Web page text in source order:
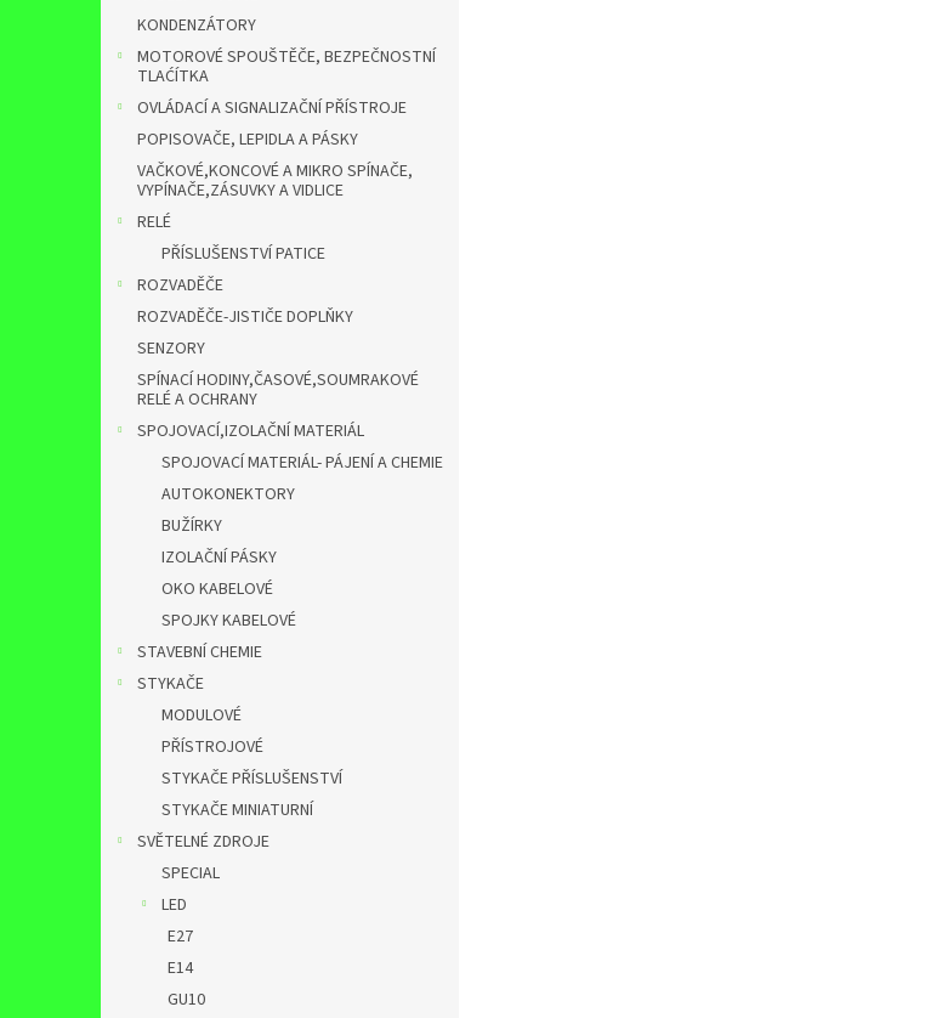
KONDENZÁTORY
MOTOROVÉ SPOUŠTĚČE, BEZPEČNOSTNÍ
TLAĆÍTKA
OVLÁDACÍ A SIGNALIZAČNÍ PŘÍSTROJE
POPISOVAČE, LEPIDLA A PÁSKY
VAČKOVÉ,KONCOVÉ A MIKRO SPÍNAČE,
VYPÍNAČE,ZÁSUVKY A VIDLICE
RELÉ
PŘÍSLUŠENSTVÍ PATICE
ROZVADĚČE
ROZVADĚČE-JISTIČE DOPLŇKY
SENZORY
SPÍNACÍ HODINY,ČASOVÉ,SOUMRAKOVÉ
RELÉ A OCHRANY
SPOJOVACÍ,IZOLAČNÍ MATERIÁL
SPOJOVACÍ MATERIÁL- PÁJENÍ A CHEMIE
AUTOKONEKTORY
BUŽÍRKY
IZOLAČNÍ PÁSKY
OKO KABELOVÉ
SPOJKY KABELOVÉ
STAVEBNÍ CHEMIE
STYKAČE
MODULOVÉ
PŘÍSTROJOVÉ
STYKAČE PŘÍSLUŠENSTVÍ
STYKAČE MINIATURNÍ
SVĚTELNÉ ZDROJE
SPECIAL
LED
E27
E14
GU10